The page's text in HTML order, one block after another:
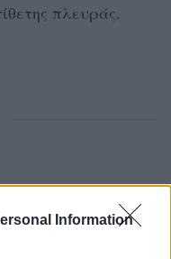
Information
πλευράς.